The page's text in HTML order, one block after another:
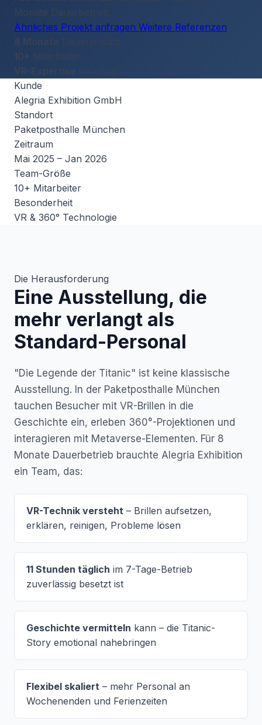
Ähnliches Projekt anfragen Weitere Referenzen
Kunde
Alegria Exhibition GmbH
Standort
Paketposthalle München
Zeitraum
Mai 2025 – Jan 2026
Team-Größe
10+ Mitarbeiter
Besonderheit
VR & 360° Technologie
Die Herausforderung
Eine Ausstellung, die
mehr verlangt als
Standard-Personal
"Die Legende der Titanic" ist keine klassische
Ausstellung. In der Paketposthalle München
tauchen Besucher mit VR-Brillen in die
Geschichte ein, erleben 360°-Projektionen und
interagieren mit Metaverse-Elementen. Für 8
Monate Dauerbetrieb brauchte Alegria Exhibition
ein Team, das:
VR-Technik versteht – Brillen aufsetzen,
erklären, reinigen, Probleme lösen
11 Stunden täglich im 7-Tage-Betrieb
zuverlässig besetzt ist
Geschichte vermitteln kann – die Titanic-
Story emotional nahebringen
Flexibel skaliert – mehr Personal an
Wochenenden und Ferienzeiten